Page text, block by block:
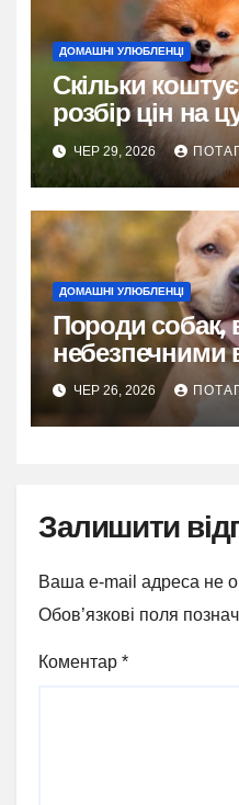
ДОМАШНІ УЛЮБЛЕНЦІ
Скільки
розбір цін на
утримання
ЧЕР 29, 2026
ДОМАШНІ УЛЮБЛЕНЦІ
Породи собак,
небезпечними
детальний
утримання,
ЧЕР 26, 2026
Залишити
Ваша e-mail адреса не
Обов’язкові поля
Коментар *